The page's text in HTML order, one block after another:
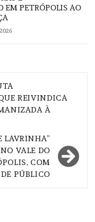
PETRÓPOLIS AO
REIVINDICA
À
LAVRINHA”
VALE DO
COM
PÚBLICO